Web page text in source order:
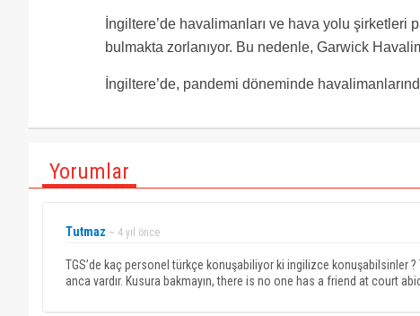
İngiltere’de havalimanları ve hava yolu
bulmakta zorlanıyor. Bu nedenle, Garwick
İngiltere’de, pandemi döneminde
Yorumlar
Tutmaz ~ 4 yıl önce
TGS’de kaç personel türkçe konuşabiliyor ki ingilizce konuşabilsinler ?
anca vardır. Kusura bakmayın, there is no one has a friend at court